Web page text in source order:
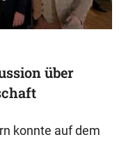
über
konnte auf dem